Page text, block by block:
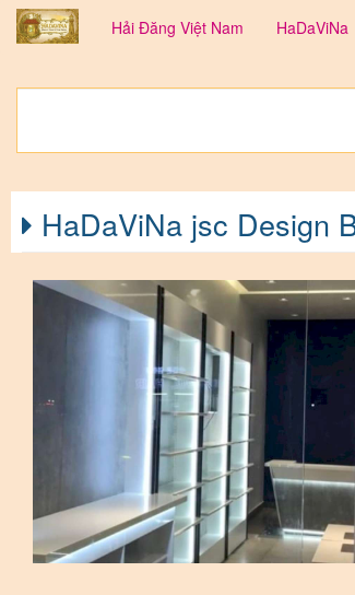
Hải Đăng Việt Nam HaDaViNa
HaDaViNa jsc Design